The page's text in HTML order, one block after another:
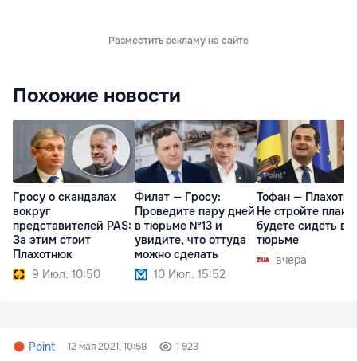
Разместить рекламу на сайте
Похожие новости
Гросу о скандалах
вокруг
представителей PAS:
За этим стоит
Плахотнюк
9 Июл. 10:50
Филат — Гросу:
Проведите пару дней
в тюрьме №13 и
увидите, что оттуда
можно сделать
10 Июл. 15:52
Тофан —
Не стройте
будете сидеть в
тюрьме
вчера
Point 12 мая 2021, 10:58 1 923